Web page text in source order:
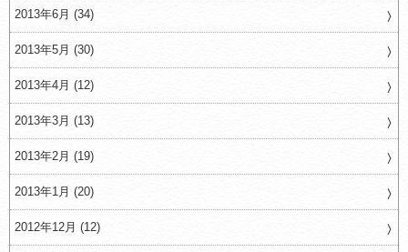
2013年6月 (34)
2013年5月 (30)
2013年4月 (12)
2013年3月 (13)
2013年2月 (19)
2013年1月 (20)
2012年12月 (12)